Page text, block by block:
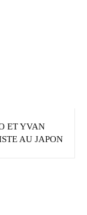
ET YVAN
AU JAPON